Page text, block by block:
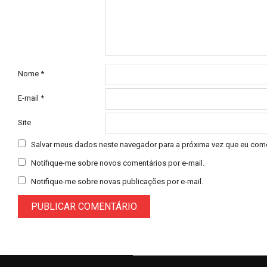
Nome *
E-mail *
Site
Salvar meus dados neste navegador para a próxima vez que eu
Notifique-me sobre novos comentários por e-mail.
Notifique-me sobre novas publicações por e-mail.